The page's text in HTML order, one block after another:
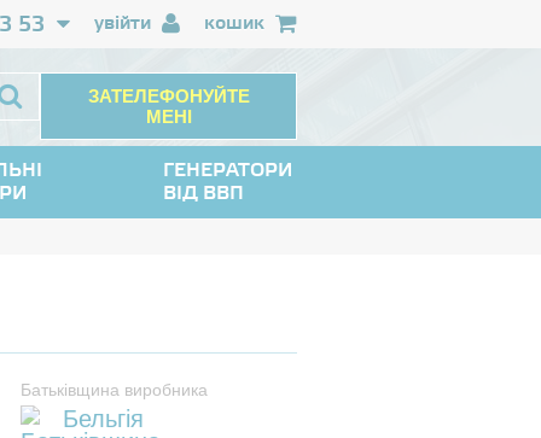
увійти
53 кошик
ЗАТЕЛЕФОНУЙТЕ
МЕНІ
ГЕНЕРАТОРИ
ВІД ВВП
Батьківщина виробника
Бельгія